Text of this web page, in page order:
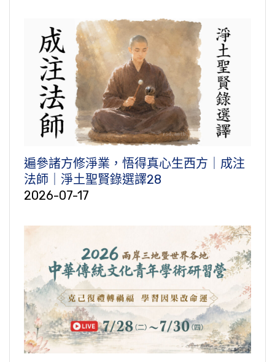
遍參諸方修淨業，悟得真心生西方｜成注
法師｜淨土聖賢錄選譯28
2026-07-17